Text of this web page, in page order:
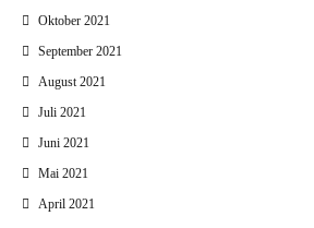
Oktober 2021
September 2021
August 2021
Juli 2021
Juni 2021
Mai 2021
April 2021